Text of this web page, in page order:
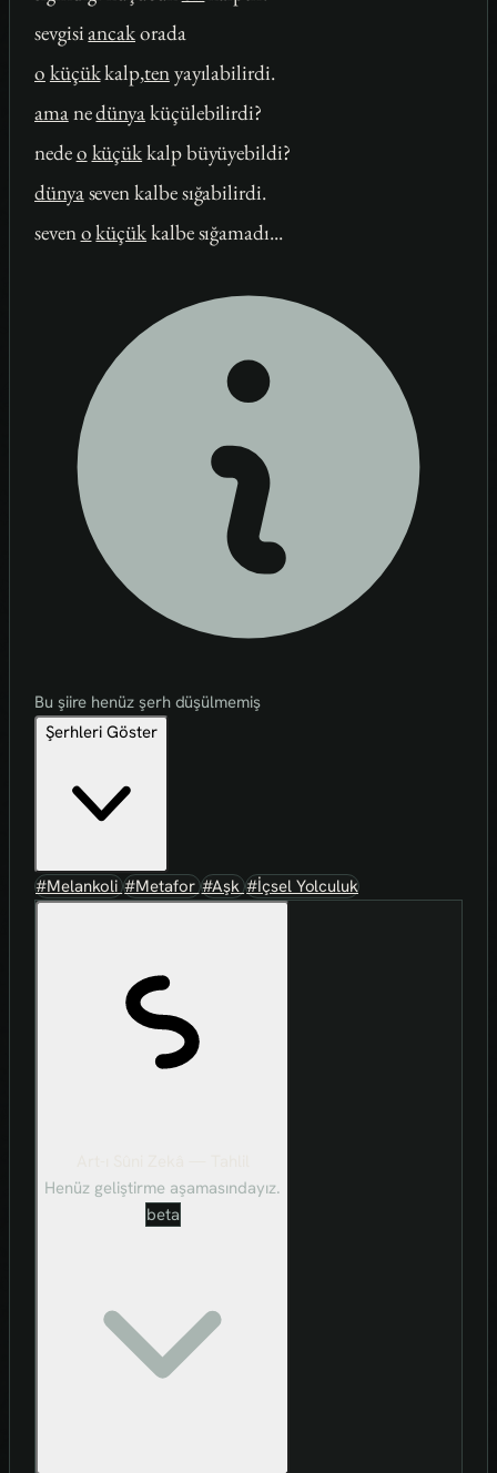
sevgisiancakorada
o küçükkalp,tenyayılabilirdi.
amanedünyaküçülebilirdi?
nedeo küçükkalp büyüyebildi?
dünyaseven kalbe sığabilirdi.
sevenoküçükkalbe sığamadı...
Bu şiire henüz şerh düşülmemiş
Şerhleri Göster
#Melankoli#Metafor#Aşk#İçsel Yolculuk
Henüz geliştirme aşamasındayız.
beta